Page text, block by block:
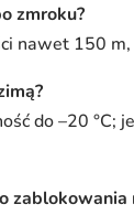
zmroku?
nawet 150
do –20 °C;